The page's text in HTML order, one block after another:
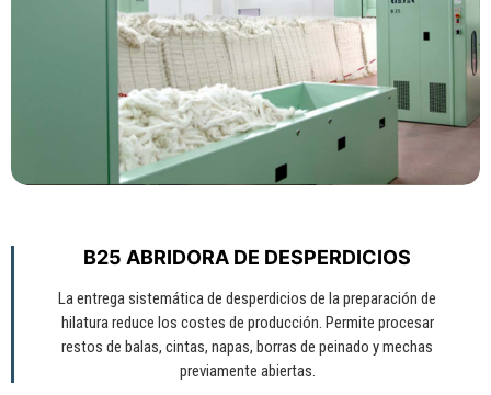
B25 ABRIDORA DE DESPERDICIOS
La entrega sistemática de desperdicios de la preparación de
hilatura reduce los costes de producción. Permite procesar
restos de balas, cintas, napas, borras de peinado y mechas
previamente abiertas.